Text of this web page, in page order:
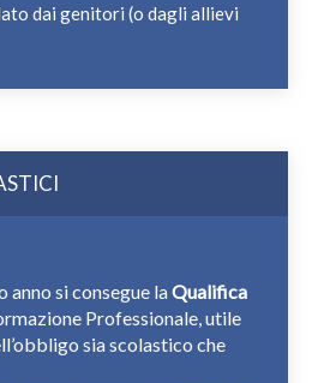
dai genitori (o dagli allievi
si consegue laQualifica
Professionale, utile
sia scolastico che